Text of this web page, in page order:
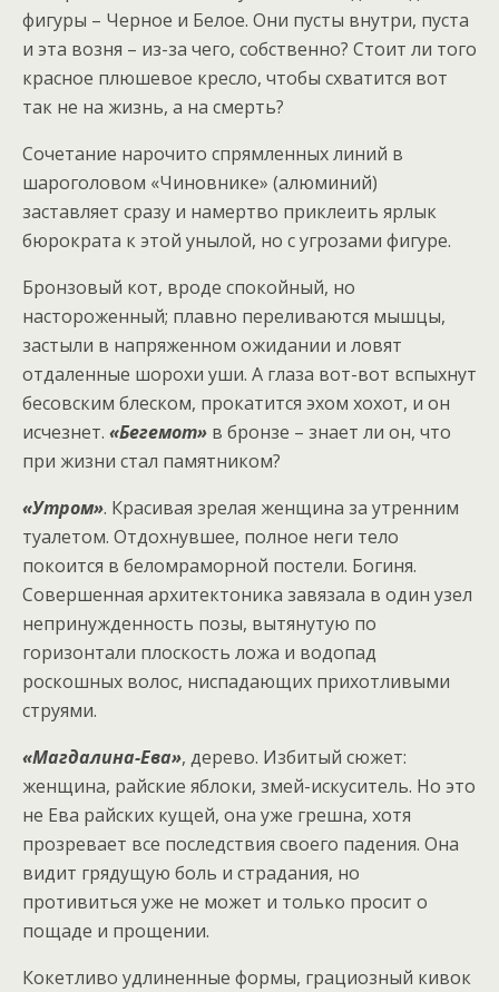
фигуры – Черное и Белое. Они пусты внутри, пуста
и эта возня – из-за чего, собственно? Стоит ли того
красное плюшевое кресло, чтобы схватится вот
так не на жизнь, а на смерть?
Сочетание нарочито спрямленных линий в
шароголовом «Чиновнике» (алюминий)
заставляет сразу и намертво приклеить ярлык
бюрократа к этой унылой, но с угрозами фигуре.
Бронзовый кот, вроде спокойный, но
настороженный; плавно переливаются мышцы,
застыли в напряженном ожидании и ловят
отдаленные шорохи уши. А глаза вот-вот вспыхнут
бесовским блеском, прокатится эхом хохот, и он
исчезнет. «Бегемот» в бронзе – знает ли он, что
при жизни стал памятником?
«Утром». Красивая зрелая женщина за утренним
туалетом. Отдохнувшее, полное неги тело
покоится в беломраморной постели. Богиня.
Совершенная архитектоника завязала в один узел
непринужденность позы, вытянутую по
горизонтали плоскость ложа и водопад
роскошных волос, ниспадающих прихотливыми
струями.
«Магдалина-Ева», дерево. Избитый сюжет:
женщина, райские яблоки, змей-искуситель. Но это
не Ева райских кущей, она уже грешна, хотя
прозревает все последствия своего падения. Она
видит грядущую боль и страдания, но
противиться уже не может и только просит о
пощаде и прощении.
Кокетливо удлиненные формы, грациозный кивок